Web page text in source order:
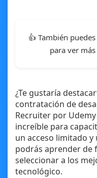
👍 También
para ver
¿Te gustaría
contratación de
Recruiter por
increíble para
un acceso limitado y
podrás aprender de
seleccionar a los
tecnológico.